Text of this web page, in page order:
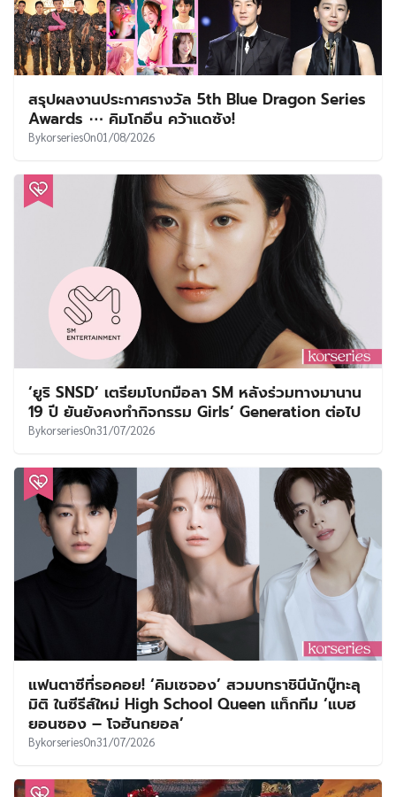
สรุปผลงานประกาศรางวัล 5th Blue Dragon Series
Awards ⋯ คิมโกอึน คว้าแดซัง!
BykorseriesOn01/08/2026
‘ยูริ SNSD’ เตรียมโบกมือลา SM หลังร่วมทางมานาน
19 ปี ยันยังคงทำกิจกรรม Girls’ Generation ต่อไป
BykorseriesOn31/07/2026
แฟนตาซีที่รอคอย! ‘คิมเซจอง’ สวมบทราชินีนักบู๊ทะลุ
มิติ ในซีรีส์ใหม่ High School Queen แท็กทีม ‘แบฮ
ยอนซอง – โจฮันกยอล’
BykorseriesOn31/07/2026